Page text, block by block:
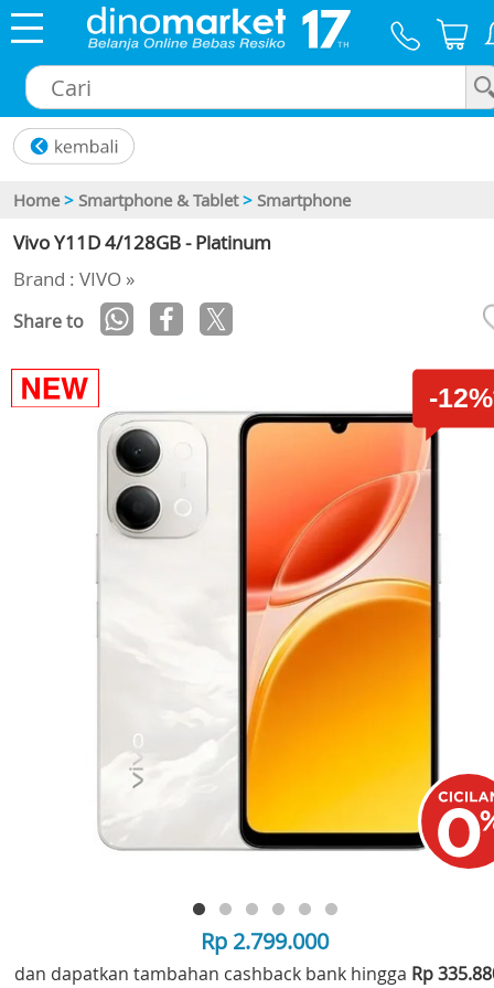
Home > Smartphone & Tablet > Smartphone
Vivo Y11D 4/128GB - Platinum
Brand : VIVO »
Share to
-
Rp 2.799.000
dan dapatkan tambahan cashback bank hingga Rp